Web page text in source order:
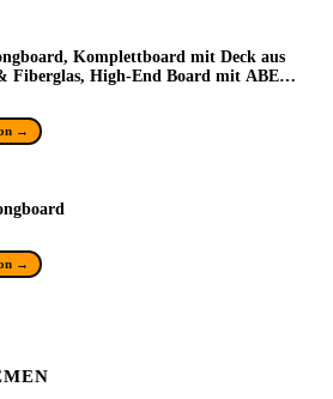
Komplettboard mit Deck aus
Fiberglas, High-End Board mit ABEC
Flex 2 Longboards für
→
→